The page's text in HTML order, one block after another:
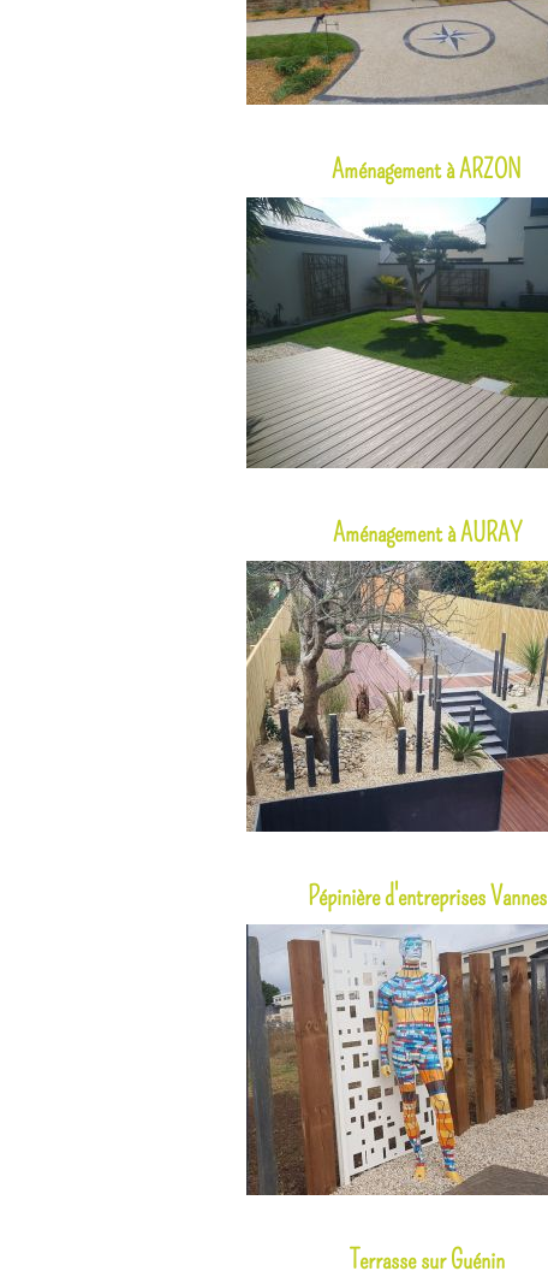
Aménagement à ARZON
Aménagement à AURAY
Pépinière d'entreprises Vannes
Terrasse sur Guénin